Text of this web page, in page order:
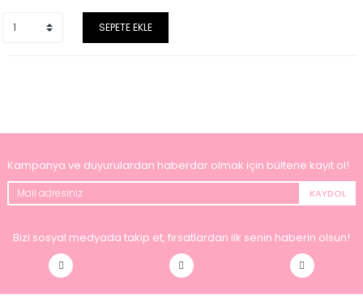
SEPETE EKLE
Kampanya ve duyurulardan haberdar olmak için bültene kayıt ol!
KAYDOL
Bizi sosyal medyada takip et, fırsatlardan ilk senin haberin olsun!